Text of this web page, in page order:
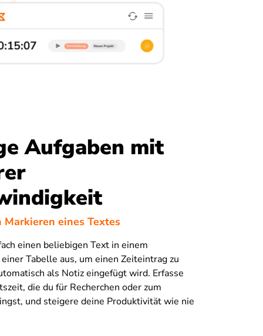
Aufgaben mit
Markieren eines Textes
einen beliebigen Text in einem
Tabelle aus, um einen Zeiteintrag zu
als Notiz eingefügt wird. Erfasse
die du für Recherchen oder zum
und steigere deine Produktivität wie nie